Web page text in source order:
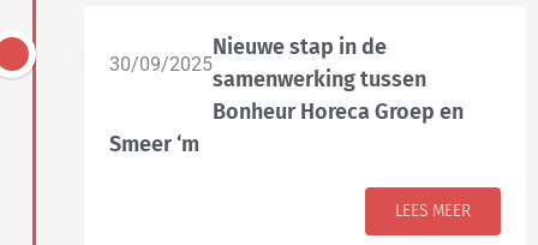
30/09/2025
Nieuwe stap in de
samenwerking tussen
Bonheur Horeca Groep en
Smeer ‘m
LEES MEER